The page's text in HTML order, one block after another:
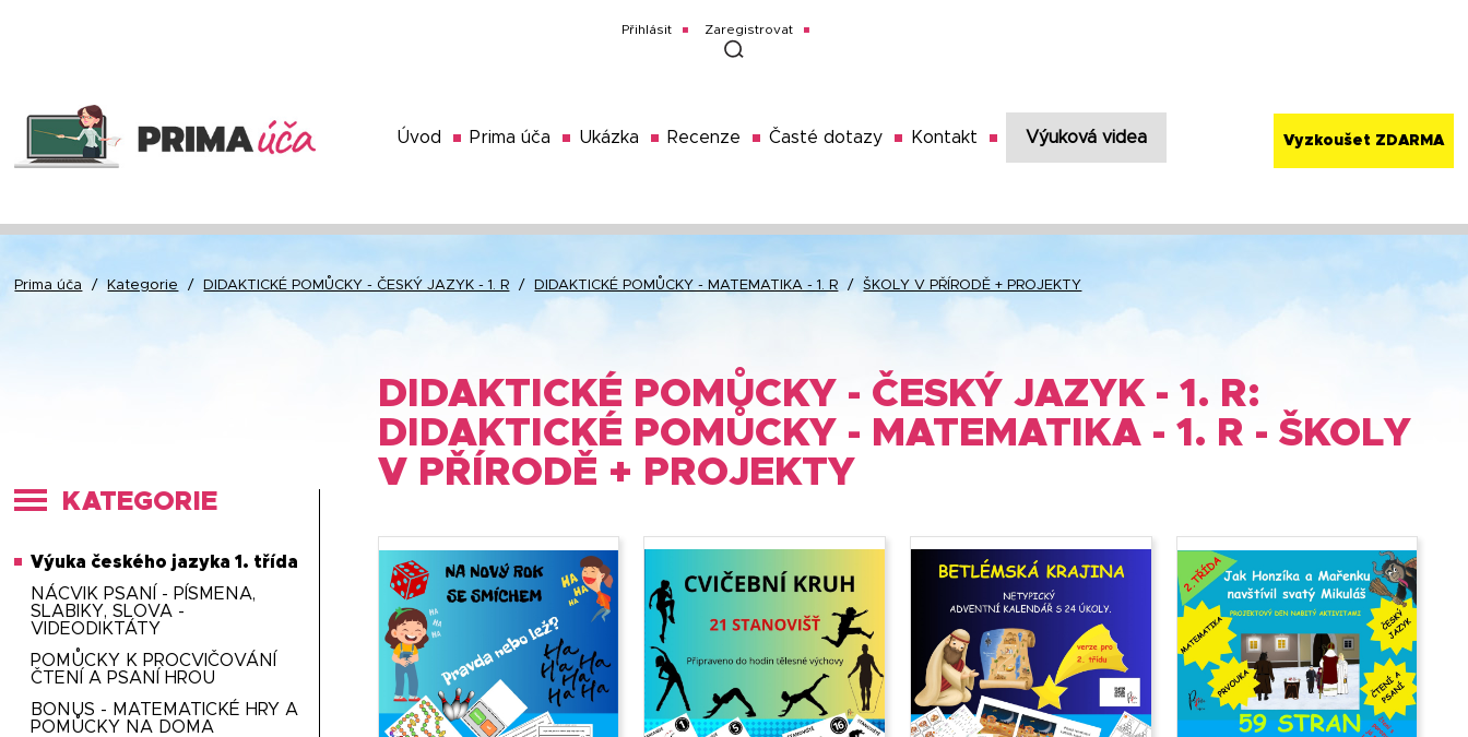
Přihlásit Zaregistrovat
Úvod Prima úča Ukázka Recenze Časté dotazy Kontakt Výuková videa Vyzkoušet ZDARMA
Prima úča / Kategorie / DIDAKTICKÉ POMŮCKY - ČESKÝ JAZYK - 1. R / DIDAKTICKÉ POMŮCKY - MATEMATIKA - 1. R / ŠKOLY V PŘÍRODĚ + PROJEKTY
KATEGORIE
Výuka českého jazyka 1. třída
NÁCVIK PSANÍ - PÍSMENA,
SLABIKY, SLOVA -
VIDEODIKTÁTY
POMŮCKY K PROCVIČOVÁNÍ
ČTENÍ A PSANÍ HROU
BONUS - MATEMATICKÉ HRY A
POMŮCKY NA DOMA
DIDAKTICKÉ POMŮCKY - ČESKÝ JAZYK - 1. R:
DIDAKTICKÉ POMŮCKY - MATEMATIKA - 1. R - ŠKOLY
V PŘÍRODĚ + PROJEKTY